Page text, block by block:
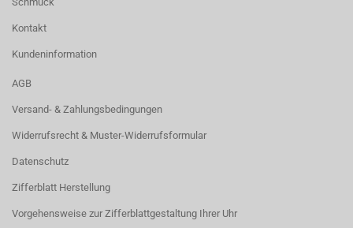
Kontakt
Kundeninformation
AGB
Versand- & Zahlungsbedingungen
Widerrufsrecht & Muster-Widerrufsformular
Datenschutz
Zifferblatt Herstellung
Vorgehensweise zur Zifferblattgestaltung Ihrer Uhr